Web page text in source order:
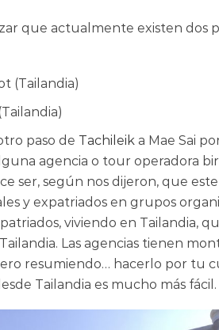
que actualmente existen dos
(Tailandia)
paso de Tachileik a Mae Sai
agencia o tour operadora
ser, según nos dijeron, que
y expatriados en grupos
viviendo en Tailandia,
Las agencias tienen
resumiendo… hacerlo por tu
Tailandia es mucho más fácil.